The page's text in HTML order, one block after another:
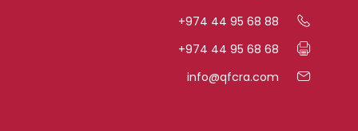
+974 44 95 68 88
+974 44 95 68 68
info@qfcra.com